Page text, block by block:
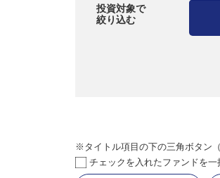
投資対象で
絞り込む
※タイトル項目の下の三角ボタン（
チェックを入れたファンドを一